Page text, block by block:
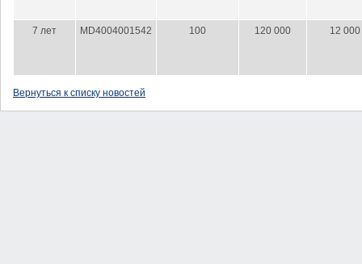
7 лет MD4004001542 100 120 000 12
Вернуться к списку новостей